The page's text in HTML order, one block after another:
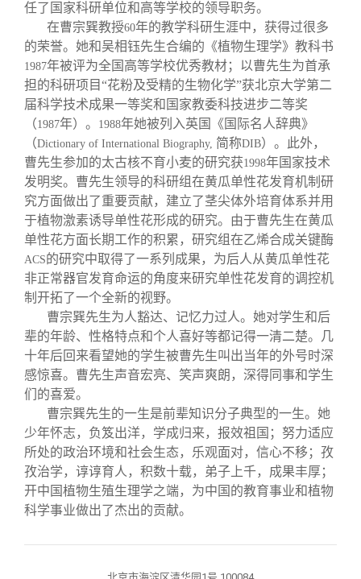
任了国家科研单位和高等学校的领导职务。
在曹宗巽教授60年的教学科研生涯中，获得过很多
的荣誉。她和吴相钰先生合编的《植物生理学》教科书
1987年被评为全国高等学校优秀教材；以曹先生为首承
担的科研项目“花粉及受精的生物化学”获北京大学第二
届科学技术成果一等奖和国家教委科技进步二等奖
（1987年）。 1988年她被列入英国《国际名人辞典》
（Dictionary of International Biography, 简称DIB）。此外，
曹先生参加的太古核不育小麦的研究获1998年国家技术
发明奖。曹先生领导的科研组在黄瓜单性花发育机制研
究方面做出了重要贡献，建立了茎尖体外培育体系并用
于植物激素诱导单性花形成的研究。由于曹先生在黄瓜
单性花方面长期工作的积累，研究组在乙烯合成关键酶
ACS的研究中取得了一系列成果，为后人从黄瓜单性花
非正常器官发育命运的角度来研究单性花发育的调控机
制开拓了一个全新的视野。
曹宗巽先生为人豁达、记忆力过人。她对学生和后
辈的年龄、性格特点和个人喜好等都记得一清二楚。几
十年后回来看望她的学生被曹先生叫出当年的外号时深
感惊喜。曹先生声音宏亮、笑声爽朗，深得同事和学生
们的喜爱。
曹宗巽先生的一生是前辈知识分子典型的一生。她
少年怀志，负笈出洋，学成归来，报效祖国；努力适应
所处的政治环境和社会生态，乐观面对，信心不移；孜
孜治学，谆谆育人，积数十载，弟子上千，成果丰厚；
开中国植物生殖生理学之端，为中国的教育事业和植物
科学事业做出了杰出的贡献。